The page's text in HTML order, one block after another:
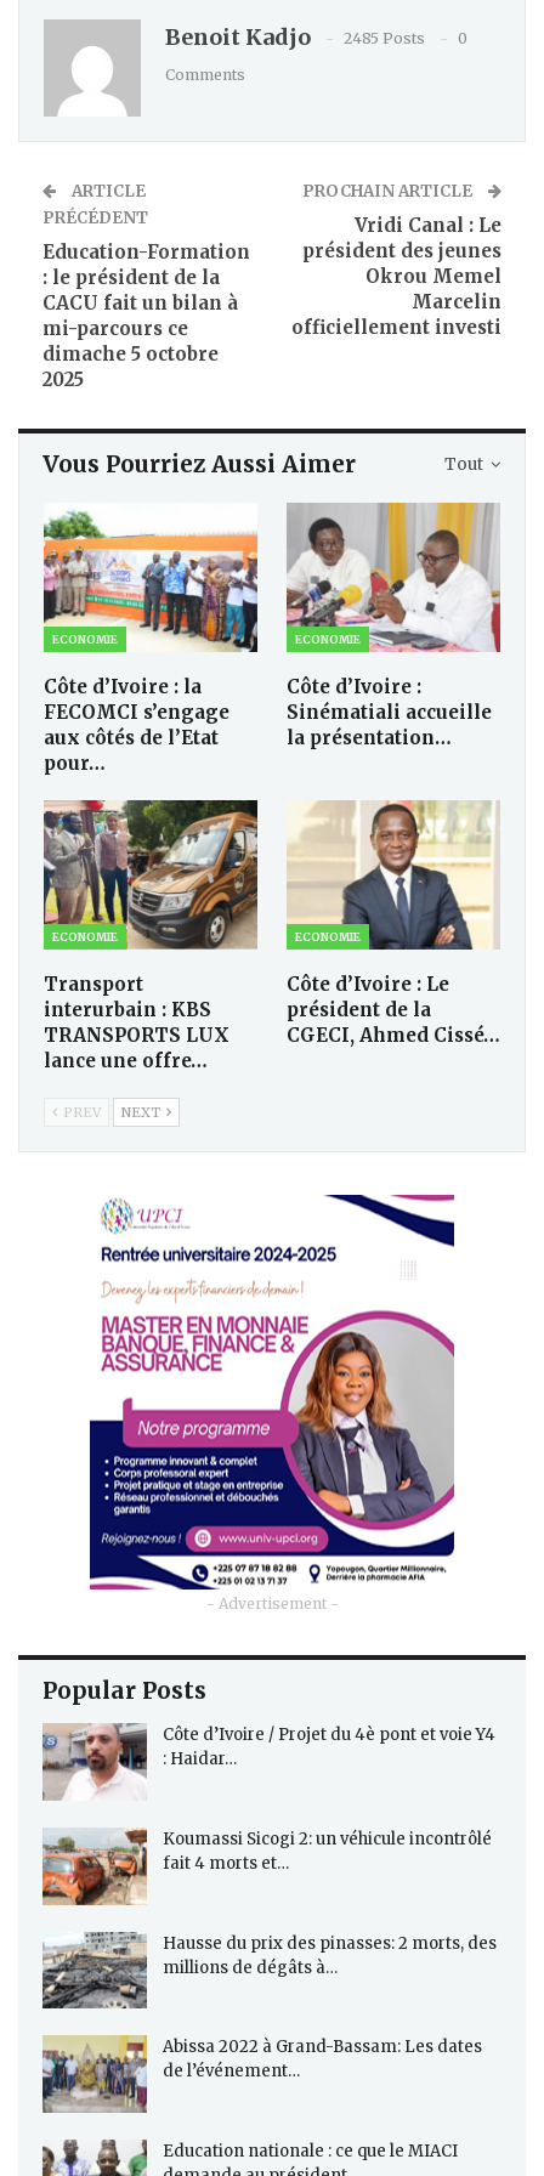
Benoit Kadjo 2485 Posts
0
Comments
ARTICLE
PRÉCÉDENT
Education-Formation
: le président de la
CACU fait un bilan à
mi-parcours ce
dimache 5 octobre
2025
PROCHAIN ARTICLE
Vridi Canal : Le
président des jeunes
Okrou Memel
Marcelin
officiellement investi
Tout
Vous Pourriez Aussi Aimer
ECONOMIE
Côte d’Ivoire : la
FECOMCI s’engage
aux côtés de l’Etat
pour…
ECONOMIE
Côte d’Ivoire :
Sinématiali accueille
la présentation…
ECONOMIE
Transport
interurbain : KBS
TRANSPORTS LUX
lance une offre…
ECONOMIE
Côte d’Ivoire : Le
président de la
CGECI, Ahmed Cissé…
PREV NEXT
- Advertisement -
Popular Posts
Côte d’Ivoire / Projet du 4è pont et voie Y4
: Haidar…
Koumassi Sicogi 2: un véhicule incontrôlé
fait 4 morts et…
Hausse du prix des pinasses: 2 morts, des
millions de dégâts à…
Abissa 2022 à Grand-Bassam: Les dates
de l’événement…
Education nationale : ce que le MIACI